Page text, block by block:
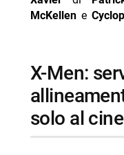
McKellene
X-Men: serve un nuovo
solo al